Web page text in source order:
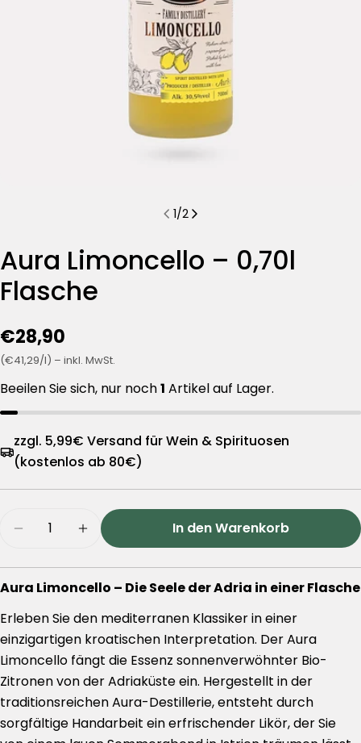
1/2
Aura Limoncello – 0,70l
Flasche
€28,90
(€41,29/l) – inkl. MwSt.
Beeilen Sie sich, nur noch1 Artikel auf Lager.
zzgl. 5,99€ Versand für Wein & Spirituosen
(kostenlos ab 80€)
Menge für Aura Limoncello – 0,70l Flasche
Menge für Aura Limoncello – 0,70l
In den Warenkorb
Aura Limoncello – Die Seele der Adria in einer Flasche
Erleben Sie den mediterranen Klassiker in einer
einzigartigen kroatischen Interpretation. Der Aura
Limoncello fängt die Essenz sonnenverwöhnter Bio-
Zitronen von der Adriaküste ein. Hergestellt in der
traditionsreichen Aura-Destillerie, entsteht durch
sorgfältige Handarbeit ein erfrischender Likör, der Sie